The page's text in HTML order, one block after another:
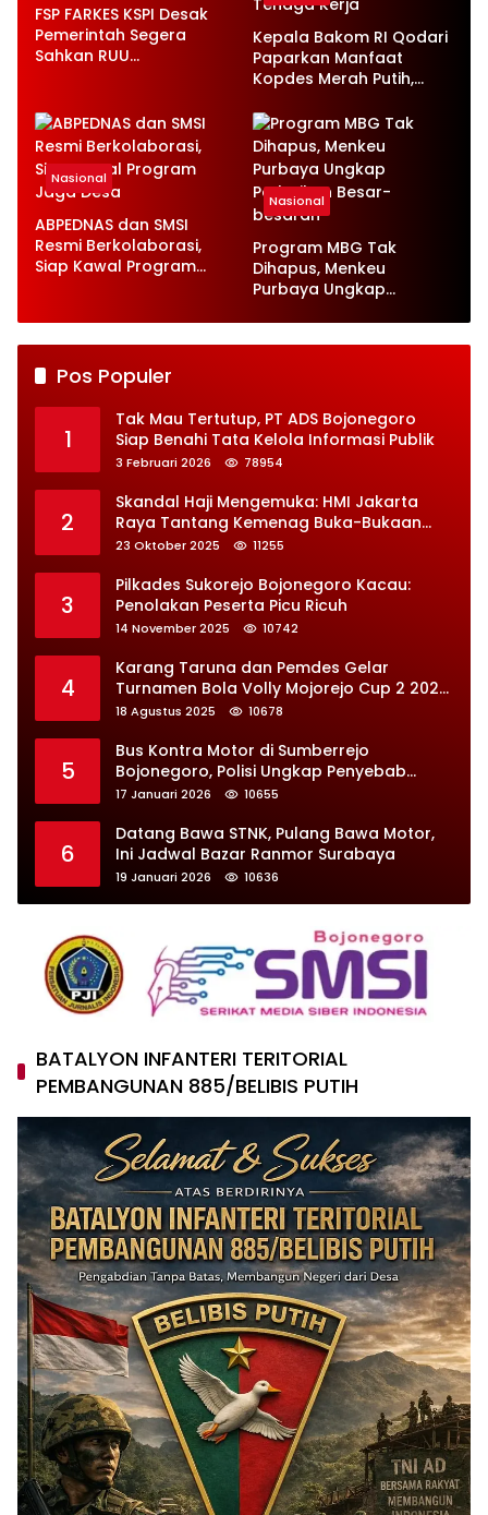
FSP FARKES KSPI Desak
Pemerintah Segera
Sahkan RUU
Kepala Bakom RI Qodari
Paparkan Manfaat
Kopdes Merah Putih,
Kerja
Nasional
ABPEDNAS dan SMSI
Resmi Berkolaborasi,
Siap Kawal Program
Nasional
Program MBG Tak
Dihapus, Menkeu
Purbaya Ungkap
besaran
Pos Populer
1
Tak Mau Tertutup, PT ADS Bojonegoro
Siap Benahi Tata Kelola Informasi Publik
3 Februari 2026 78954
2
Skandal Haji Mengemuka: HMI Jakarta
Raya Tantang Kemenag Buka-Bukaan
Soal Kontrak Syarekah Bermasalah
23 Oktober 2025 11255
3
Pilkades Sukorejo Bojonegoro Kacau:
Penolakan Peserta Picu Ricuh
14 November 2025 10742
4
Karang Taruna dan Pemdes Gelar
Turnamen Bola Volly Mojorejo Cup 2 2025,
Diikuti 28 Tim
18 Agustus 2025 10678
5
Bus Kontra Motor di Sumberrejo
Bojonegoro, Polisi Ungkap Penyebab
Kecelakaan
17 Januari 2026 10655
6
Datang Bawa STNK, Pulang Bawa Motor,
Ini Jadwal Bazar Ranmor Surabaya
19 Januari 2026 10636
BATALYON INFANTERI TERITORIAL
PEMBANGUNAN 885/BELIBIS PUTIH